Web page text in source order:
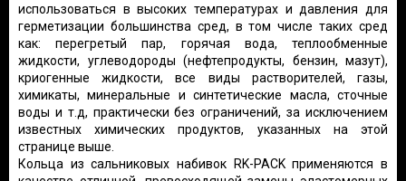
использоваться в высоких температурах и давления для
герметизации большинства сред, в том числе таких сред
как: перегретый пар, горячая вода, теплообменные
жидкости, углеводороды (нефтепродукты, бензин, мазут),
криогенные жидкости, все виды растворителей, газы,
химикаты, минеральные и синтетические масла, сточные
воды и т.д, практически без ограничений, за исключением
известных химических продуктов, указанных на этой
странице выше.
Кольца из сальниковых набивок RK-PACK применяются в